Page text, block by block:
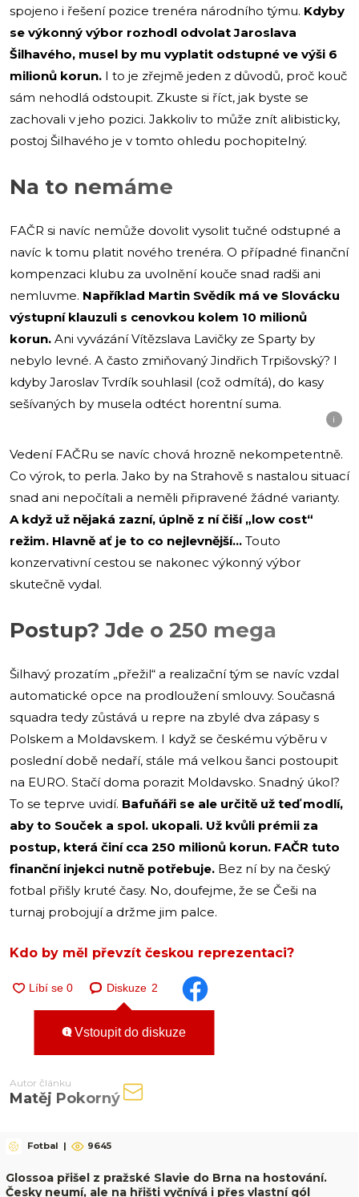
spojeno i řešení pozice trenéra národního týmu. Kdyby
se výkonný výbor rozhodl odvolat Jaroslava
Šilhavého, musel by mu vyplatit odstupné ve výši 6
milionů korun. I to je zřejmě jeden z důvodů, proč kouč
sám nehodlá odstoupit. Zkuste si říct, jak byste se
zachovali v jeho pozici. Jakkoliv to může znít alibisticky,
postoj Šilhavého je v tomto ohledu pochopitelný.
Na to nemáme
FAČR si navíc nemůže dovolit vysolit tučné odstupné a
navíc k tomu platit nového trenéra. O případné finanční
kompenzaci klubu za uvolnění kouče snad radši ani
nemluvme. Například Martin Svědík má ve Slovácku
výstupní klauzuli s cenovkou kolem 10 milionů
korun. Ani vyvázání Vítězslava Lavičky ze Sparty by
nebylo levné. A často zmiňovaný Jindřich Trpišovský? I
kdyby Jaroslav Tvrdík souhlasil (což odmítá), do kasy
sešívaných by musela odtéct horentní suma.
i
Vedení FAČRu se navíc chová hrozně nekompetentně.
Co výrok, to perla. Jako by na Strahově s nastalou situací
snad ani nepočítali a neměli připravené žádné varianty.
A když už nějaká zazní, úplně z ní čiší „low cost“
režim. Hlavně ať je to co nejlevnější… Touto
konzervativní cestou se nakonec výkonný výbor
skutečně vydal.
Postup? Jde o 250 mega
Šilhavý prozatím „přežil“ a realizační tým se navíc vzdal
automatické opce na prodloužení smlouvy. Současná
squadra tedy zůstává u repre na zbylé dva zápasy s
Polskem a Moldavskem. I když se českému výběru v
poslední době nedaří, stále má velkou šanci postoupit
na EURO. Stačí doma porazit Moldavsko. Snadný úkol?
To se teprve uvidí. Bafuňáři se ale určitě už teď modlí,
aby to Souček a spol. ukopali. Už kvůli prémii za
postup, která činí cca 250 milionů korun. FAČR tuto
finanční injekci nutně potřebuje. Bez ní by na český
fotbal přišly kruté časy. No, doufejme, že se Češi na
turnaj probojují a držme jim palce.
Kdo by měl převzít českou reprezentaci?
Diskuze 2
Vstoupit do diskuze
Autor článku
Matěj Pokorný
Fotbal | 9645
Glossoa přišel z pražské Slavie do Brna na hostování.
Česky neumí, ale na hřišti vyčnívá i přes vlastní gól